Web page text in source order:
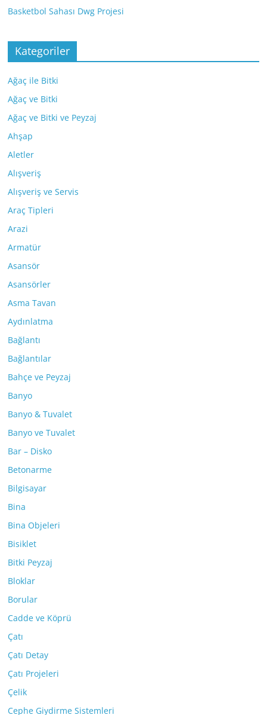
Basketbol Sahası Dwg Projesi
Kategoriler
Ağaç ile Bitki
Ağaç ve Bitki
Ağaç ve Bitki ve Peyzaj
Ahşap
Aletler
Alışveriş
Alışveriş ve Servis
Araç Tipleri
Arazi
Armatür
Asansör
Asansörler
Asma Tavan
Aydınlatma
Bağlantı
Bağlantılar
Bahçe ve Peyzaj
Banyo
Banyo & Tuvalet
Banyo ve Tuvalet
Bar – Disko
Betonarme
Bilgisayar
Bina
Bina Objeleri
Bisiklet
Bitki Peyzaj
Bloklar
Borular
Cadde ve Köprü
Çatı
Çatı Detay
Çatı Projeleri
Çelik
Cephe Giydirme Sistemleri